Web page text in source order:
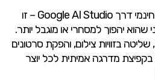
כעת, כשהכלי פתוח לשימוש חינמי דרך Google AI Studio – זו
יהפוך למסחרי או מוגבל יותר.
בזוויות צילום, והפקת סרטונים
מדרגה אמיתית לכל יוצר